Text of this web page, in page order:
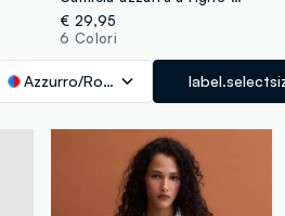
€ 29,95
6 Colori
Azzurro/Rosso